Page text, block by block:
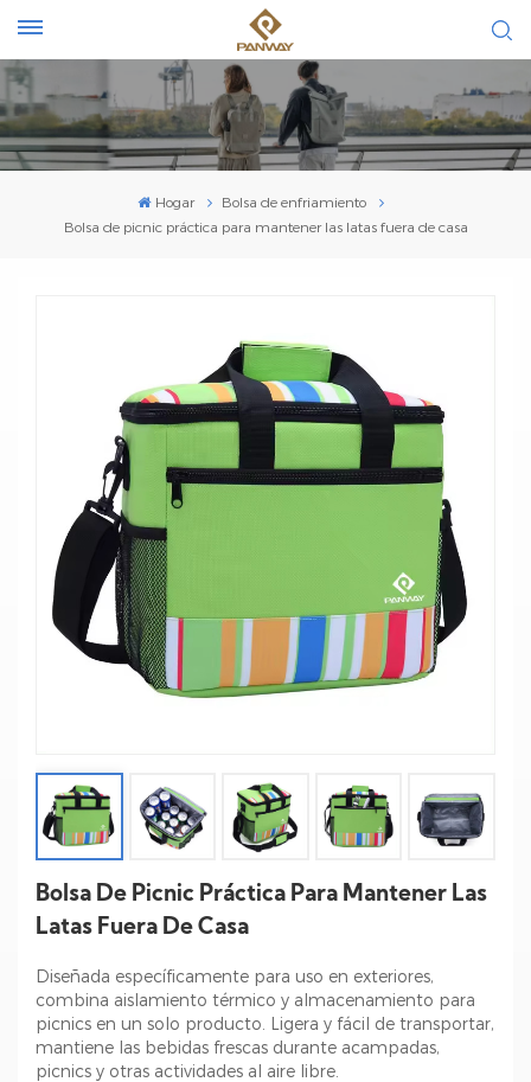
Hogar
Bolsa de enfriamiento
Bolsa de picnic práctica para mantener las latas fuera de casa
Bolsa De Picnic Práctica Para Mantener Las
Latas Fuera De Casa
Diseñada específicamente para uso en exteriores,
combina aislamiento térmico y almacenamiento para
picnics en un solo producto. Ligera y fácil de transportar,
mantiene las bebidas frescas durante acampadas,
picnics y otras actividades al aire libre.